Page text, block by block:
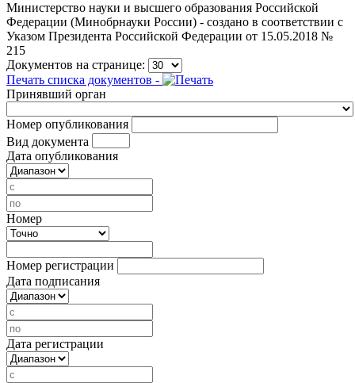
Министерство науки и высшего образования Российской
Федерации (Минобрнауки России) - создано в соответствии с
Указом Президента Российской Федерации от 15.05.2018 №
215
Документов на странице:
Печать списка документов -
Принявший орган
Номер опубликования
Вид документа
Дата опубликования
Номер
Номер регистрации
Дата подписания
Дата регистрации